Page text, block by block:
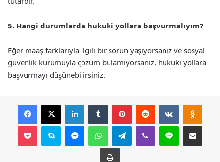
5. Hangi durumlarda hukuki yollara başvurmalıyım?
Eğer maaş farklarıyla ilgili bir sorun yaşıyorsanız ve sosyal
güvenlik kurumuyla çözüm bulamıyorsanız, hukuki yollara
başvurmayı düşünebilirsiniz.
Facebook
X LinkedInTumblr PinterestReddit VKontakte
Pocket Skype MessengerWhatsAppTelegramViber Line E-Posta ile
Yazdır